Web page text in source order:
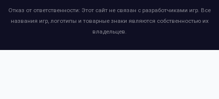
Отказ от ответственности: Этот сайт не связан с разработчиками игр. Все
названия игр, логотипы и товарные знаки являются собственностью их
владельцев.